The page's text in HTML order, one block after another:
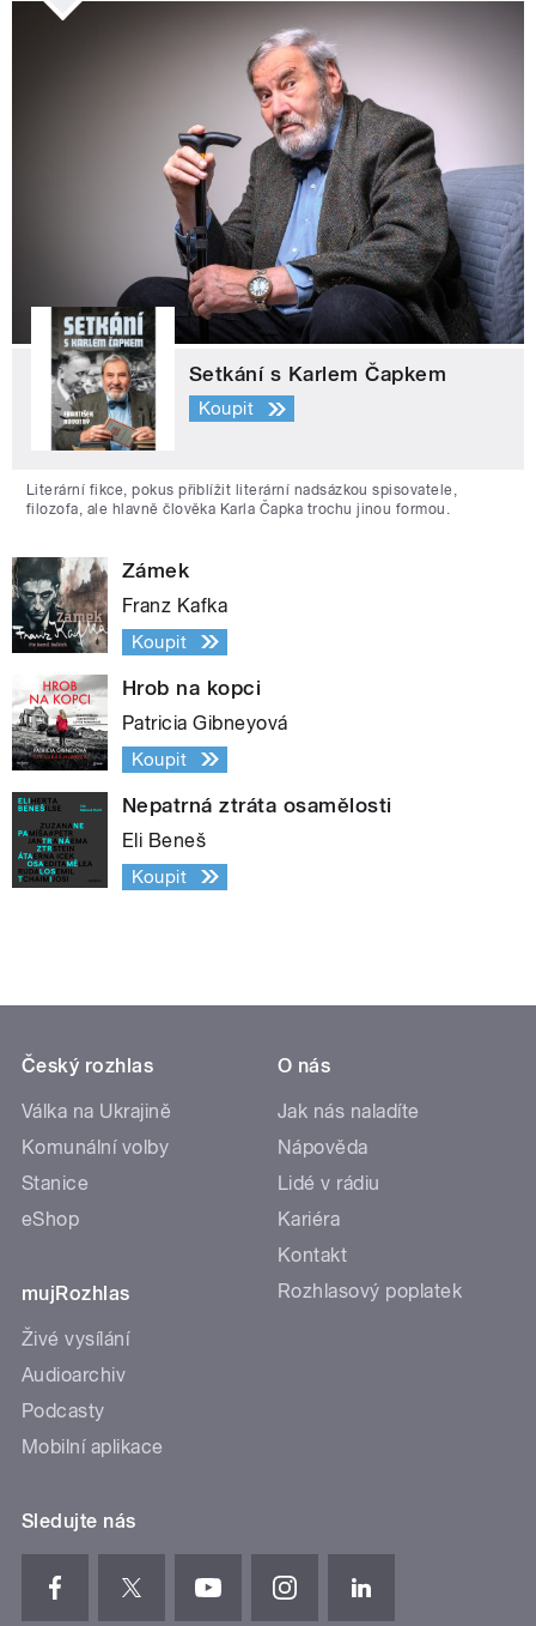
Setkání s Karlem Čapkem
Koupit
Literární fikce, pokus přiblížit literární nadsázkou spisovatele,
filozofa, ale hlavně člověka Karla Čapka trochu jinou formou.
Zámek
Franz Kafka
Koupit
Hrob na kopci
Patricia Gibneyová
Koupit
Nepatrná ztráta osamělosti
Eli Beneš
Koupit
Český rozhlas
Válka na Ukrajině
Komunální volby
Stanice
eShop
mujRozhlas
Živé vysílání
Audioarchiv
Podcasty
Mobilní aplikace
O nás
Jak nás naladíte
Nápověda
Lidé v rádiu
Kariéra
Kontakt
Rozhlasový poplatek
Sledujte nás